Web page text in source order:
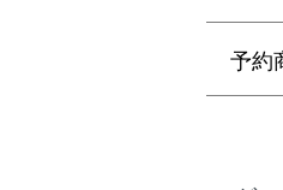
予約